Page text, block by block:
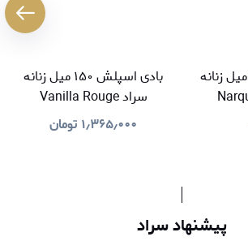
بادی اسپلش ۱۵۰ میل زنانه
بادی اسپلش ۱۵۰ میل زنانه
سراد Vanilla Rouge
۱٫۳۶۵٫۰۰۰ تومان
پیشنهاد سراد